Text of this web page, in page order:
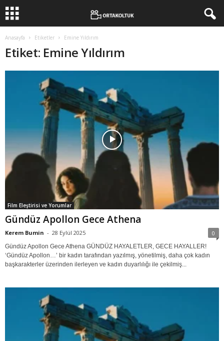
Anasayfa Etiketler Emine Yıldırım
Etiket: Emine Yıldırım
Film Eleştirisi ve Yorumlar
Gündüz Apollon Gece Athena
Kerem Bumin - 28 Eylül 2025 0
Gündüz Apollon Gece Athena GÜNDÜZ HAYALETLER, GECE HAYALLER!
‘Gündüz Apollon…’ bir kadın tarafından yazılmış, yönetilmiş, daha çok kadın
başkarakterler üzerinden ilerleyen ve kadın duyarlılığı ile çekilmiş...